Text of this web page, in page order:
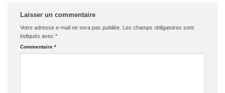
Laisser un commentaire
Votre adresse e-mail ne sera pas publiée. Les champs obligatoires sont
indiqués avec *
Commentaire *